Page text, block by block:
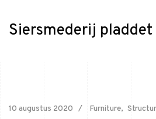
Siersmederij pladdet
10 augustus 2020 Furniture